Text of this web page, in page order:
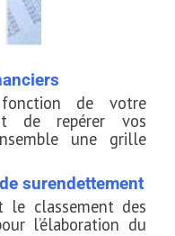
de votre
de repérer vos
une grille
surendettement
le classement des
l’élaboration du